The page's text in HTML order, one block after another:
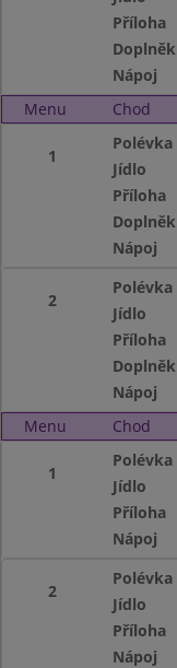
Příloha
Doplněk
Nápoj
Menu
Chod
1
Polévka
Jídlo
Příloha
Doplněk
Nápoj
2
Polévka
Jídlo
Příloha
Doplněk
Nápoj
Menu
Chod
1
Polévka
Jídlo
Příloha
Nápoj
2
Polévka
Jídlo
Příloha
Nápoj